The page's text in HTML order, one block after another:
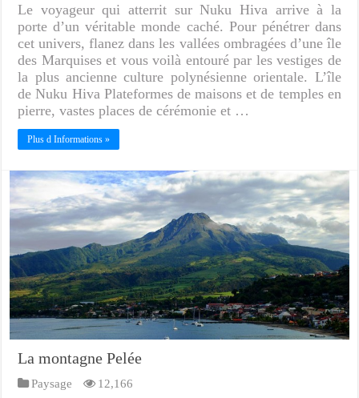
Le voyageur qui atterrit sur Nuku Hiva arrive à la
porte d’un véritable monde caché. Pour pénétrer dans
cet univers, flanez dans les vallées ombragées d’une île
des Marquises et vous voilà entouré par les vestiges de
la plus ancienne culture polynésienne orientale. L’île
de Nuku Hiva Plateformes de maisons et de temples en
pierre, vastes places de cérémonie et …
Plus d Informations »
La montagne Pelée
Paysage 12,166